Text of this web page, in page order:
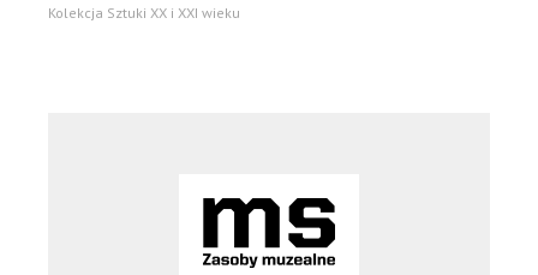
Kolekcja Sztuki XX i XXI wieku